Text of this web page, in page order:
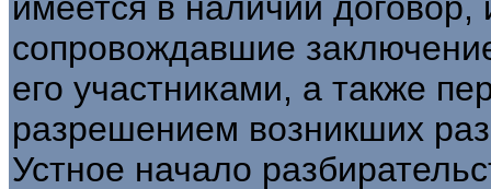
сопровождавшие
его участниками, а также
разрешением возникших
Устное начало